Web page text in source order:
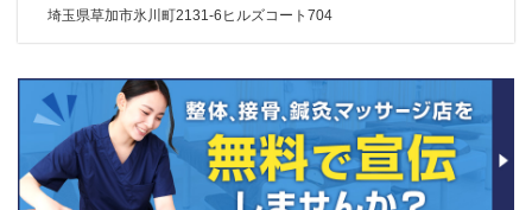
埼玉県草加市氷川町2131-6ヒルズコート704